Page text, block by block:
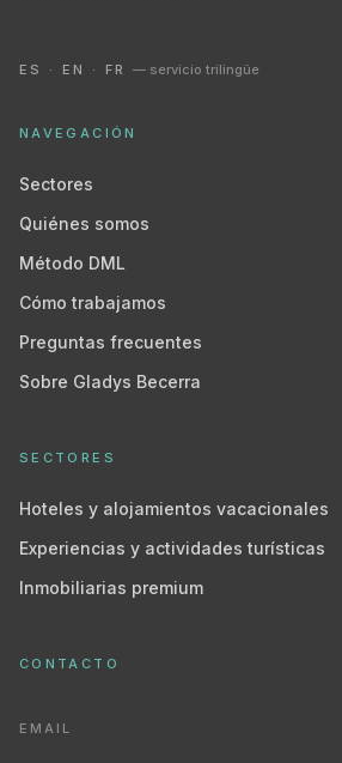
ES · EN · FR— servicio trilingüe
NAVEGACIÓN
Sectores
Quiénes somos
Método DML
Cómo trabajamos
Preguntas frecuentes
Sobre Gladys Becerra
SECTORES
Hoteles y alojamientos vacacionales
Experiencias y actividades turísticas
Inmobiliarias premium
CONTACTO
EMAIL